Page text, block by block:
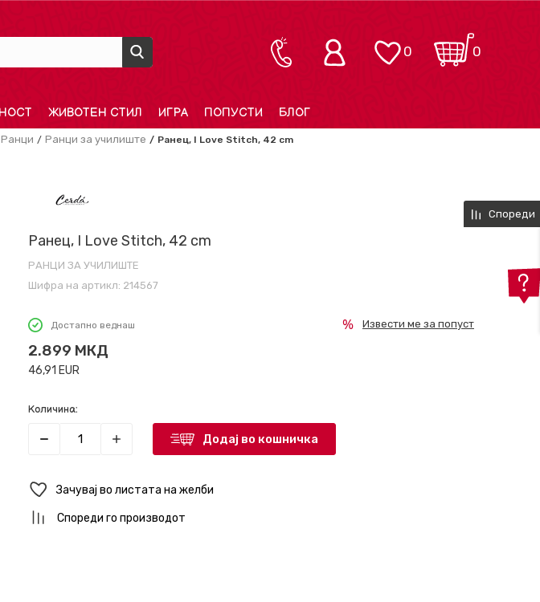
0
0
ЖИВОТЕН СТИЛ ИГРА ПОПУСТИ БЛОГ
Ранци Ранци за училиште Ранец, I Love Stitch, 42 cm
Ранец, I Love Stitch, 42 cm
РАНЦИ ЗА УЧИЛИШТЕ
Шифра на артикл: 214567
Достапно веднаш
2.899 МКД
46,91 EUR
Извести ме за попуст
Количина:
Додај во кошничка
Зачувај во листата на желби
Спореди го производот
Спореди